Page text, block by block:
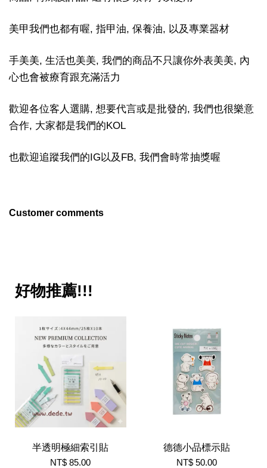
美甲我們也都有喔, 指甲油, 保養油, 以及專業器材
手美美, 生活也美美, 我們的商品不只讓你外表美美, 內
心也會被療育跟充滿活力
歡迎各位客人選購, 想要代言或是批發的, 我們也很樂意
合作, 大家都是我們的KOL
也歡迎追蹤我們的IG以及FB, 我們會時常抽獎喔
Customer comments
好物推薦!!!
半透明極細索引貼
NT$ 85.00
德德小品標示貼
NT$ 50.00